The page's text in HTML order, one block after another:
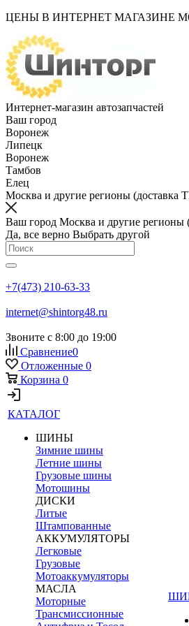
ЦЕНЫ В ИНТЕРНЕТ МАГАЗИНЕ
Интернет-магазин автозапчастей
Ваш город
Воронеж
Липецк
Воронеж
Тамбов
Елец
Москва и другие регионы (доставка
Ваш город Москва и другие регионы
Да, все верно Выбрать другой
+7(473) 210-63-33
internet@shintorg48.ru
Звоните с 8:00 до 19:00
Сравнение0
Отложенные 0
Корзина 0
КАТАЛОГ
ШИНЫ
Зимние шины
Летние шины
Грузовые шины
Мотошины
ДИСКИ
Литые
Штампованные
АККУМУЛЯТОРЫ
Легковые
Грузовые
Мотоаккумуляторы
МАСЛА
Моторные
Трансмиссионные